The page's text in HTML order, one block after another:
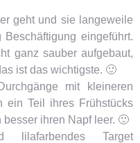
geht und sie langeweile
eingeführt.
ganz sauber aufgebaut,
ist das wichtigste. 🙂
mit kleineren
ein Teil ihres Frühstücks
ihren Napf leer. 🙂
Target